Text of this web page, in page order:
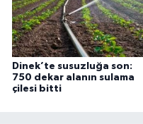
Dinek’te susuzluğa son:
750 dekar alanın sulama
çilesi bitti